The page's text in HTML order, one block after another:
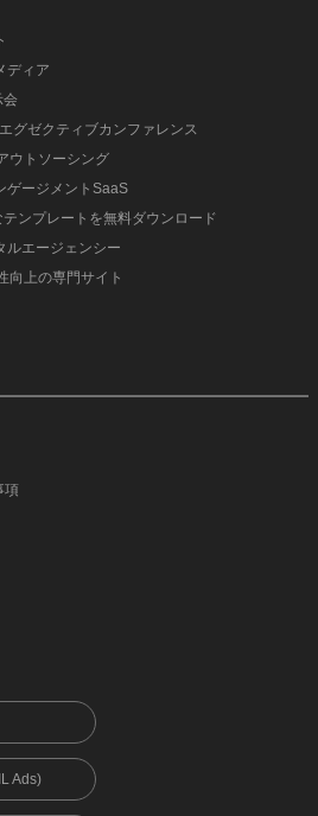
ディア
会
グゼクティブカンファレンス
ウトソーシング
ゲージメントSaaS
テンプレートを無料ダウンロード
ルエージェンシー
向上の専門サイト
項
Ads)